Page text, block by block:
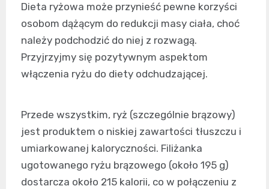
Dieta ryżowa może przynieść pewne korzyści
osobom dążącym do redukcji masy ciała, choć
należy podchodzić do niej z rozwagą.
Przyjrzyjmy się pozytywnym aspektom
włączenia ryżu do diety odchudzającej.
Przede wszystkim, ryż (szczególnie brązowy)
jest produktem o niskiej zawartości tłuszczu i
umiarkowanej kaloryczności. Filiżanka
ugotowanego ryżu brązowego (około 195 g)
dostarcza około 215 kalorii, co w połączeniu z